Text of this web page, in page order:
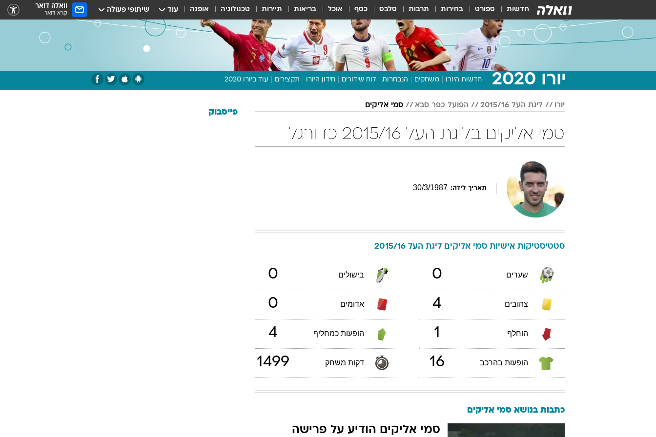
חדשות ספורט בחירות תרבות סלבס כסף אוכל בריאות תיירות טכנולוגיה אופנה עוד שיתופי פעולה וואלה דואר
קרא דואר
יורו 2020 חדשות היורו משחקים הנבחרות לוח שידורים חידון היורו תקצירים עוד ביורו 2020
תכנית היורו
יורו ליגת העל 2015/16 הפועל כפר סבא סמי אליקים
סמי אליקים בליגת העל 2015/16 כדורגל
תאריך לידה: 30/3/1987
סטטיסטיקות אישיות סמי אליקים ליגת העל 2015/16
שערים 0 בישולים 0
צהובים 4 אדומים 0
הוחלף 1 הופעות כמחליף 4
הופעות בהרכב 16 דקות משחק 1499
כתבות בנושא סמי אליקים
סמי אליקים הודיע על פרישה
פייסבוק